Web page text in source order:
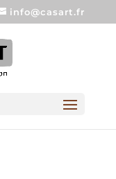
info@casart.fr